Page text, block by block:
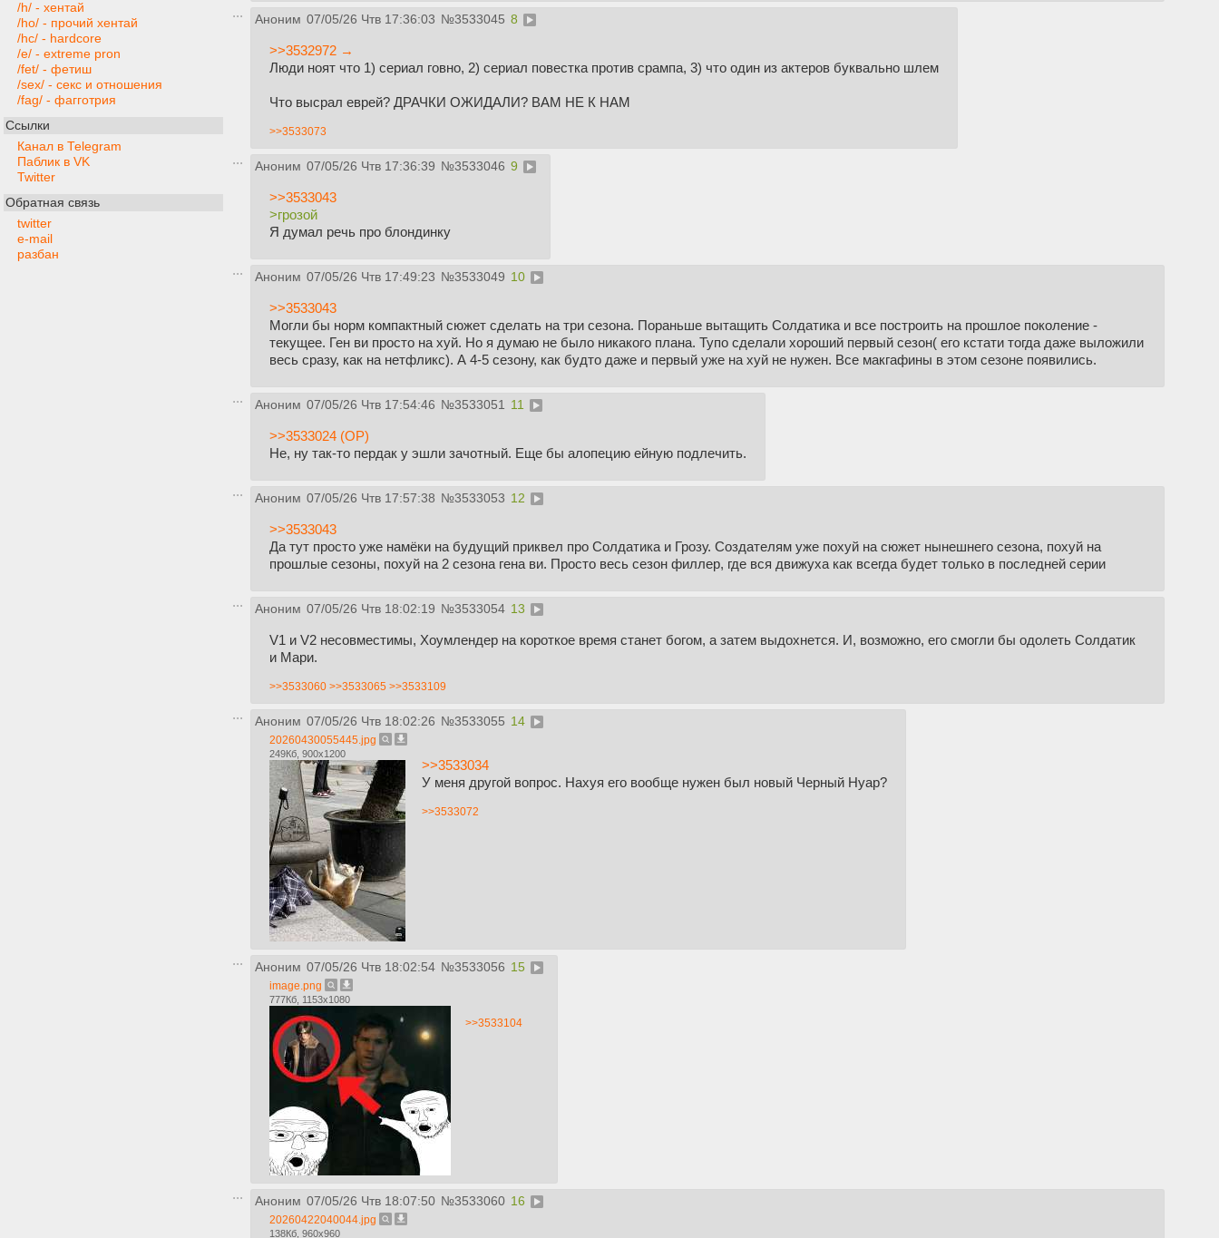
/h/ - хентай
/ho/ - прочий хентай
/hc/ - hardcore
/e/ - extreme pron
/fet/ - фетиш
/sex/ - секс и отношения
/fag/ - фагготрия
Ссылки
Канал в Telegram
Паблик в VK
Twitter
Обратная связь
twitter
e-mail
разбан
Аноним 07/05/26 Чтв 17:36:03 №3533045 8
>>3532972 →
Люди ноят что 1) сериал говно, 2) сериал повестка против срампа, 3) что один из актеров буквально шлем
Что высрал еврей? ДРАЧКИ ОЖИДАЛИ? ВАМ НЕ К НАМ
>>3533073
Аноним 07/05/26 Чтв 17:36:39 №3533046 9
>>3533043
>грозой
Я думал речь про блондинку
Аноним 07/05/26 Чтв 17:49:23 №3533049 10
>>3533043
Могли бы норм компактный сюжет сделать на три сезона. Пораньше вытащить Солдатика и все построить на прошлое поколение -
текущее. Ген ви просто на хуй. Но я думаю не было никакого плана. Тупо сделали хороший первый сезон( его кстати тогда даже выложили
весь сразу, как на нетфликс). А 4-5 сезону, как будто даже и первый уже на хуй не нужен. Все макгафины в этом сезоне появились.
Аноним 07/05/26 Чтв 17:54:46 №3533051 11
>>3533024 (OP)
Не, ну так-то пердак у эшли зачотный. Еще бы алопецию ейную подлечить.
Аноним 07/05/26 Чтв 17:57:38 №3533053 12
>>3533043
Да тут просто уже намёки на будущий приквел про Солдатика и Грозу. Создателям уже похуй на сюжет нынешнего сезона, похуй на
прошлые сезоны, похуй на 2 сезона гена ви. Просто весь сезон филлер, где вся движуха как всегда будет только в последней серии
Аноним 07/05/26 Чтв 18:02:19 №3533054 13
V1 и V2 несовместимы, Хоумлендер на короткое время станет богом, а затем выдохнется. И, возможно, его смогли бы одолеть Солдатик
и Мари.
>>3533060 >>3533065 >>3533109
Аноним 07/05/26 Чтв 18:02:26 №3533055 14
20260430055445.jpg
249Кб, 900x1200
>>3533034
У меня другой вопрос. Нахуя его вообще нужен был новый Черный Нуар?
>>3533072
Аноним 07/05/26 Чтв 18:02:54 №3533056 15
image.png
777Кб, 1153x1080
>>3533104
Аноним 07/05/26 Чтв 18:07:50 №3533060 16
20260422040044.jpg
138Кб, 960x960